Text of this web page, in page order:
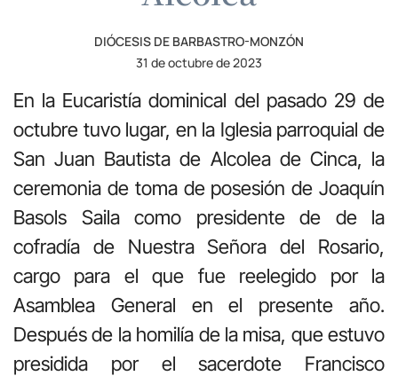
DIÓCESIS DE BARBASTRO-MONZÓN
31 de octubre de 2023
En la Eucaristía dominical del pasado 29 de
octubre tuvo lugar, en la Iglesia parroquial de
San Juan Bautista de Alcolea de Cinca, la
ceremonia de toma de posesión de Joaquín
Basols Saila como presidente de de la
cofradía de Nuestra Señora del Rosario,
cargo para el que fue reelegido por la
Asamblea General en el presente año.
Después de la homilía de la misa, que estuvo
presidida por el sacerdote Francisco